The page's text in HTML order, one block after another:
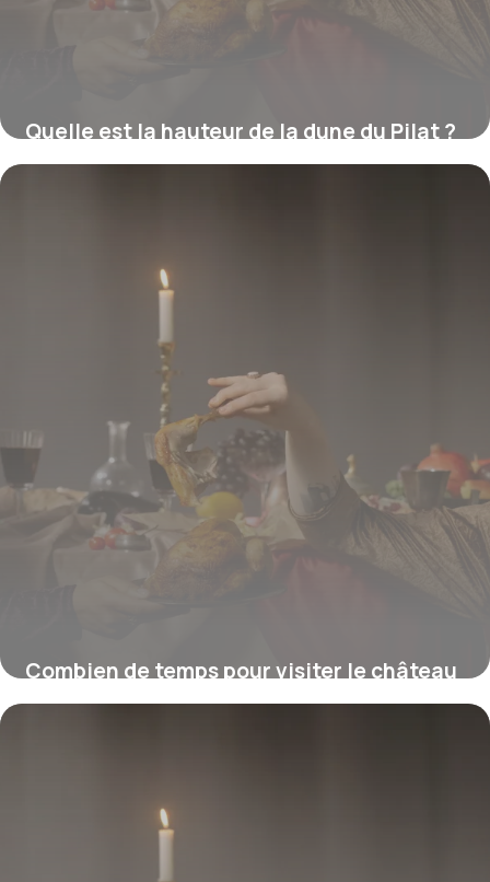
Quelle est la hauteur de la dune du Pilat ?
16 juillet 2026
Combien de temps pour visiter le château
de Chambord ?